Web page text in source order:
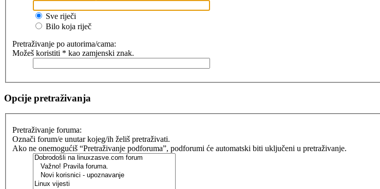
Sve riječi
Bilo koja riječ
Pretraživanje po autorima/cama:
Možeš koristiti * kao zamjenski znak.
Opcije pretraživanja
Pretraživanje foruma:
Označi forum/e unutar kojeg/ih želiš pretraživati.
Ako ne onemogućiš “Pretraživanje podforuma”, podforumi će automatski biti uključeni u pretraživanje.